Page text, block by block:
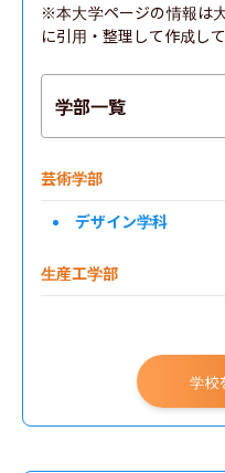
※本大学ページの情報は
に引用・整理して作成して
学部一覧
芸術学部
デザイン学科
生産工学部
学校